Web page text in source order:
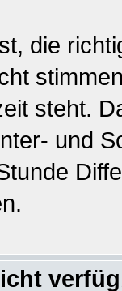
die
steht.
und